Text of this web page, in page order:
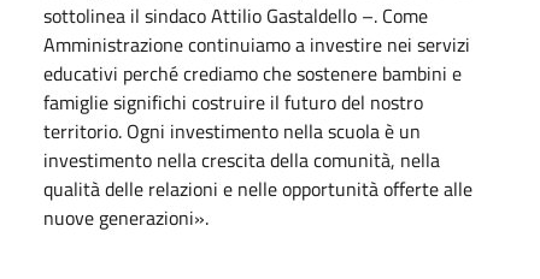
sottolinea il sindaco Attilio Gastaldello –. Come
Amministrazione continuiamo a investire nei servizi
educativi perché crediamo che sostenere bambini e
famiglie significhi costruire il futuro del nostro
territorio. Ogni investimento nella scuola è un
investimento nella crescita della comunità, nella
qualità delle relazioni e nelle opportunità offerte alle
nuove generazioni».